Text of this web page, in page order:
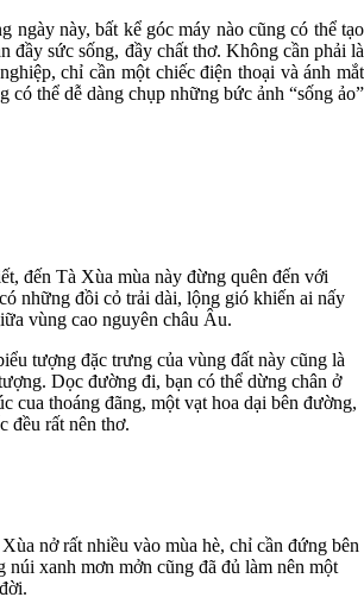
ngày này, bất kể góc máy nào cũng có thể tạo
đầy sức sống, đầy chất thơ. Không cần phải là
chỉ cần một chiếc điện thoại và ánh mắt
có thể dễ dàng chụp những bức ảnh “sống ảo”
đến Tà Xùa mùa này đừng quên đến với
những đồi cỏ trải dài, lộng gió khiến ai nấy
vùng cao nguyên châu Âu.
tượng đặc trưng của vùng đất này cũng là
Dọc đường đi, bạn có thể dừng chân ở
cua thoáng đãng, một vạt hoa dại bên đường,
đều rất nên thơ.
nở rất nhiều vào mùa hè, chỉ cần đứng bên
núi xanh mơn mởn cũng đã đủ làm nên một